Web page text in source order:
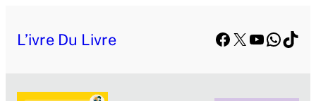
L’ivre Du Livre Facebook
X YouTube